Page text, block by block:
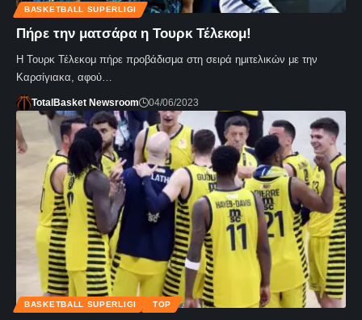
BASKETBALL SUPERLIGI
Πήρε την ματσάρα η Τουρκ Τέλεκομ!
Η Τουρκ Τέλεκομ πήρε προβάδισμα στη σειρά ημιτελικών με την
Καρσίγιακα, αφού…
TotalBasket Newsroom 04/06/2023
BASKETBALL SUPERLIGI TOP